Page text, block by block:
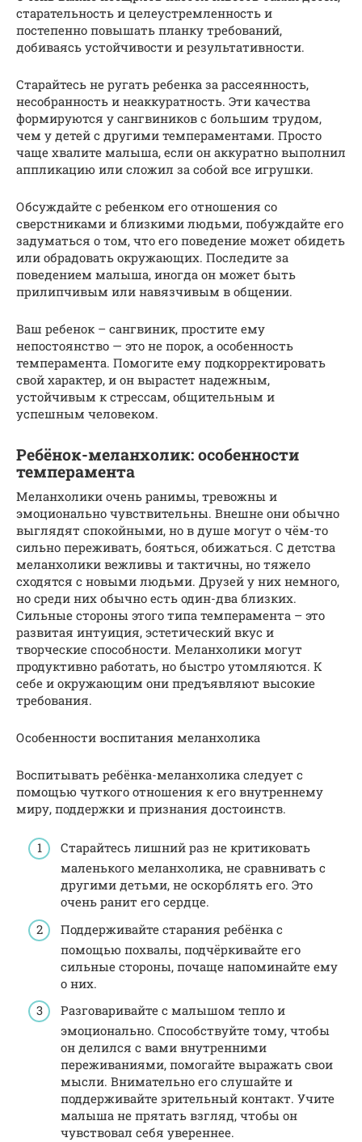
старательность и целеустремленность и
постепенно повышать планку требований,
добиваясь устойчивости и результативности.
Старайтесь не ругать ребенка за рассеянность,
несобранность и неаккуратность. Эти качества
формируются у сангвиников с большим трудом,
чем у детей с другими темпераментами. Просто
чаще хвалите малыша, если он аккуратно выполнил
аппликацию или сложил за собой все игрушки.
Обсуждайте с ребенком его отношения со
сверстниками и близкими людьми, побуждайте его
задуматься о том, что его поведение может обидеть
или обрадовать окружающих. Последите за
поведением малыша, иногда он может быть
прилипчивым или навязчивым в общении.
Ваш ребенок – сангвиник, простите ему
непостоянство — это не порок, а особенность
темперамента. Помогите ему подкорректировать
свой характер, и он вырастет надежным,
устойчивым к стрессам, общительным и
успешным человеком.
Ребёнок-меланхолик: особенности
темперамента
Меланхолики очень ранимы, тревожны и
эмоционально чувствительны. Внешне они обычно
выглядят спокойными, но в душе могут о чём-то
сильно переживать, бояться, обижаться. С детства
меланхолики вежливы и тактичны, но тяжело
сходятся с новыми людьми. Друзей у них немного,
но среди них обычно есть один-два близких.
Сильные стороны этого типа темперамента – это
развитая интуиция, эстетический вкус и
творческие способности. Меланхолики могут
продуктивно работать, но быстро утомляются. К
себе и окружающим они предъявляют высокие
требования.
Особенности воспитания меланхолика
Воспитывать ребёнка-меланхолика следует с
помощью чуткого отношения к его внутреннему
миру, поддержки и признания достоинств.
Старайтесь лишний раз не критиковать
маленького меланхолика, не сравнивать с
другими детьми, не оскорблять его. Это
очень ранит его сердце.
Поддерживайте старания ребёнка с
помощью похвалы, подчёркивайте его
сильные стороны, почаще напоминайте ему
о них.
Разговаривайте с малышом тепло и
эмоционально. Способствуйте тому, чтобы
он делился с вами внутренними
переживаниями, помогайте выражать свои
мысли. Внимательно его слушайте и
поддерживайте зрительный контакт. Учите
малыша не прятать взгляд, чтобы он
чувствовал себя увереннее.